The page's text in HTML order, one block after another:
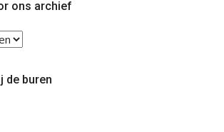
ons archief
de buren